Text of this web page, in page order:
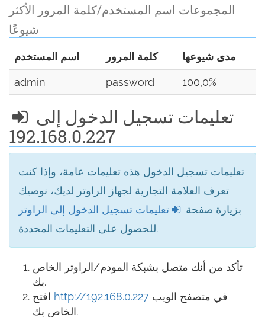
المجموعات اسم المستخدم/كلمة المرور الأكثر
شيوعًا
اسم المستخدم كلمة المرور مدى شيوعها
admin password 100,0%
192.168.0.227
تعليمات تسجيل الدخول هذه تعليمات عامة، وإذا كنت
تعرف العلامة التجارية لجهاز الراوتر لديك، نوصيك
بزيارة صفحة
تعليمات تسجيل الدخول إلى الراوتر
للحصول على التعليمات المحددة.
تأكد من أنك متصل بشبكة المودم/الراوتر الخاص
بك.
http://192.168.0.227
الخاص بك.